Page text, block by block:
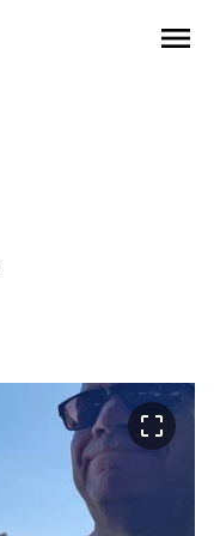
menu
crop_free